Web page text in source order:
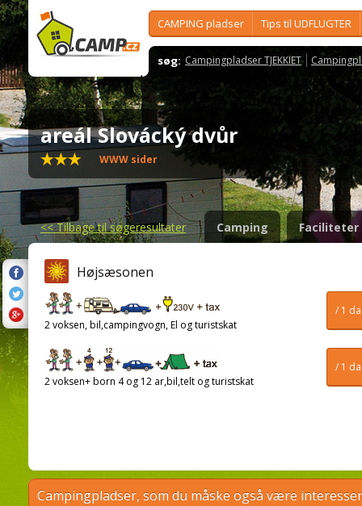
CAMPING pladser Tips til UDFLUGTER
søg: Campingpladser TJEKKIET
areál Slovácký dvůr
WWW sider
<<Tilbage til søgeresultater Camping Faciliteter
Højsæsonen
/ 1
2 voksen, bil,campingvogn, El og turistskat
/ 1
2 voksen+ born 4 og 12 ar,bil,telt og turistskat
Campingpladser, som du måske også være